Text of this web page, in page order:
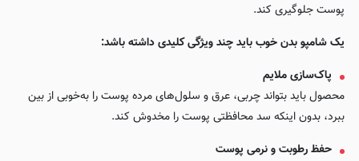
پوست جلوگیری کند.
یک شامپو بدن خوب باید چند ویژگی کلیدی داشته باشد:
پاک‌سازی ملایم
محصول باید بتواند چربی، عرق و سلول‌های مرده پوست را به‌خوبی از بین
ببرد، بدون اینکه سد محافظتی پوست را مخدوش کند.
حفظ رطوبت و نرمی پوست